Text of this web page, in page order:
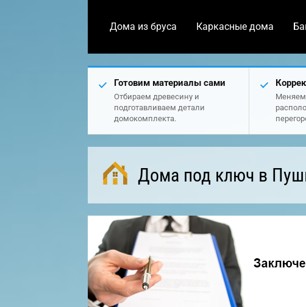
Дома из бруса Каркасные дома
Готовим материалы сами
Отбираем древесину и
подготавливаем детали
домокомплекта.
Меняем
Дома под ключ в